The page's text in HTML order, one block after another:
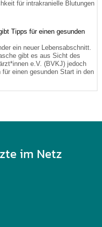
für intrakranielle Blutungen
Tipps für einen gesunden
ein neuer Lebensabschnitt.
gibt es aus Sicht des
e.V. (BVKJ) jedoch
einen gesunden Start in den
im Netz